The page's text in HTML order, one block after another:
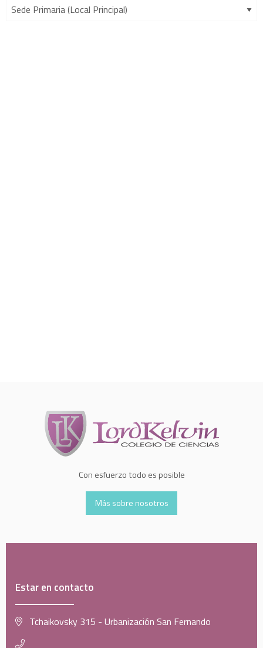
Con esfuerzo todo es posible
Más sobre nosotros
Estar en contacto
Tchaikovsky 315 - Urbanización San Fernando